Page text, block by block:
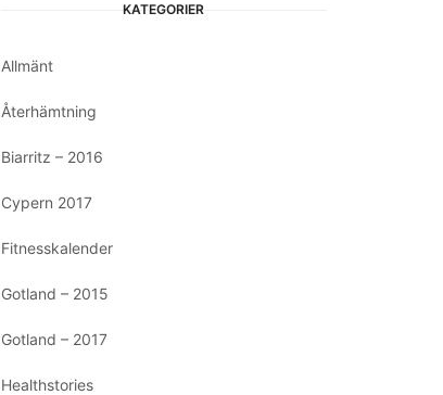
KATEGORIER
Allmänt
Återhämtning
Biarritz – 2016
Cypern 2017
Fitnesskalender
Gotland – 2015
Gotland – 2017
Healthstories